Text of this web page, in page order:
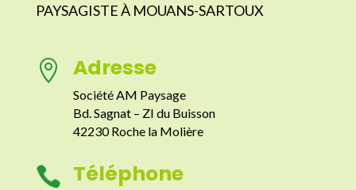
PAYSAGISTE À MOUANS-SARTOUX
 Adresse
Société AM Paysage
Bd. Sagnat – ZI du Buisson
42230 Roche la Molière
 Téléphone